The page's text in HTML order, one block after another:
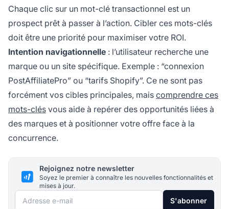
Chaque clic sur un mot-clé transactionnel est un
prospect prêt à passer à l’action. Cibler ces mots-clés
doit être une priorité pour maximiser votre ROI.
Intention navigationnelle : l’utilisateur recherche une
marque ou un site spécifique. Exemple : “connexion
PostAffiliatePro” ou “tarifs Shopify”. Ce ne sont pas
forcément vos cibles principales, mais comprendre ces
mots-clés vous aide à repérer des opportunités liées à
des marques et à positionner votre offre face à la
concurrence.
Rejoignez notre newsletter
Soyez le premier à connaître les nouvelles fonctionnalités et
mises à jour.
Adresse e-mail S'abonner